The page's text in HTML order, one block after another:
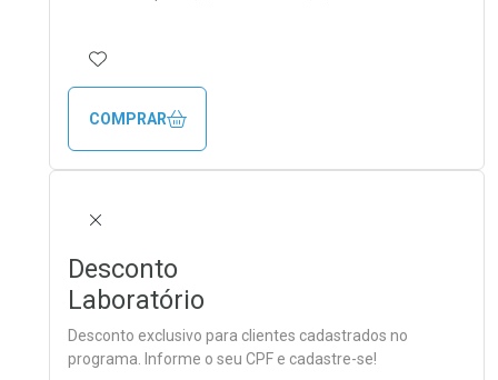
ADICIONAR AOS FAVORITOS
COMPRAR
FECHAR
Desconto
Laboratório
Desconto exclusivo para clientes cadastrados no
programa. Informe o seu CPF e cadastre-se!